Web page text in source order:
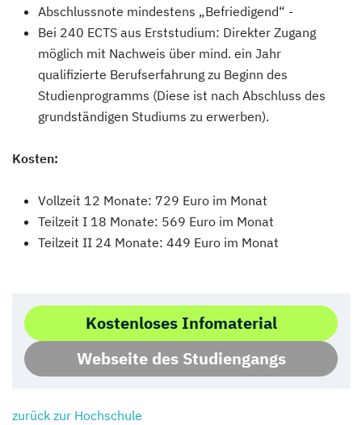
Abschlussnote mindestens „Befriedigend“ -
Bei 240 ECTS aus Erststudium: Direkter Zugang
möglich mit Nachweis über mind. ein Jahr
qualifizierte Berufserfahrung zu Beginn des
Studienprogramms (Diese ist nach Abschluss des
grundständigen Studiums zu erwerben).
Kosten:
Vollzeit 12 Monate: 729 Euro im Monat
Teilzeit I 18 Monate: 569 Euro im Monat
Teilzeit II 24 Monate: 449 Euro im Monat
Kostenloses Infomaterial
Webseite des Studiengangs
zurück zur Hochschule